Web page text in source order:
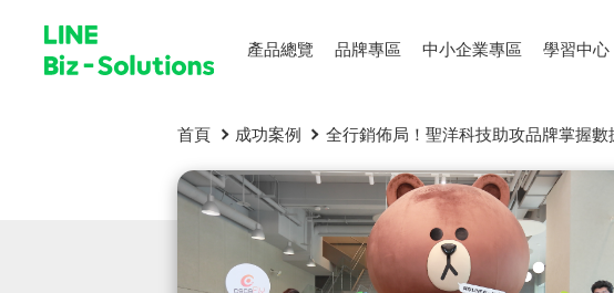
產品總覽 品牌專區 中小企業專區 學習中心
首頁 成功案例 全行銷佈局！聖洋科技助攻品牌掌握數